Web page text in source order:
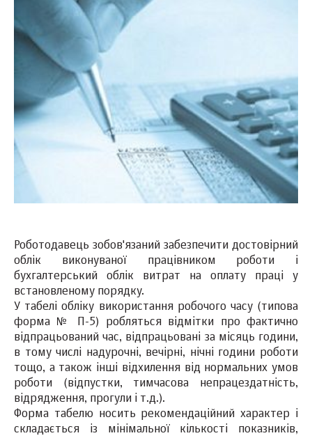
Роботодавець зобов'язаний забезпечити достовірний
облік виконуваної працівником роботи і
бухгалтерський облік витрат на оплату праці у
встановленому порядку.
У табелі обліку використання робочого часу (типова
форма № П-5) робляться відмітки про фактично
відпрацьований час, відпрацьовані за місяць години,
в тому числі надурочні, вечірні, нічні години роботи
тощо, а також інші відхилення від нормальних умов
роботи (відпустки, тимчасова непрацездатність,
відрядження, прогули і т.д.).
Форма табелю носить рекомендаційний характер і
складається із мінімальної кількості показників,